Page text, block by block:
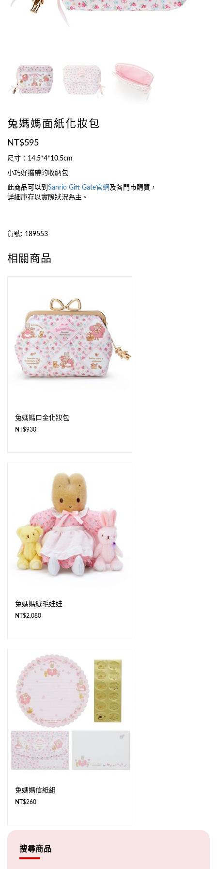
兔媽媽面紙化妝包
NT$595
尺寸：14.5*4*10.5cm
小巧好攜帶的收納包
此商品可以到 Sanrio Gift Gate官網 及各門市購買，
詳細庫存以實際狀況為主。
貨號: 189553
相關商品
兔媽媽口金化妝包
NT$930
兔媽媽絨毛娃娃
NT$2,080
兔媽媽信紙組
NT$260
搜尋商品